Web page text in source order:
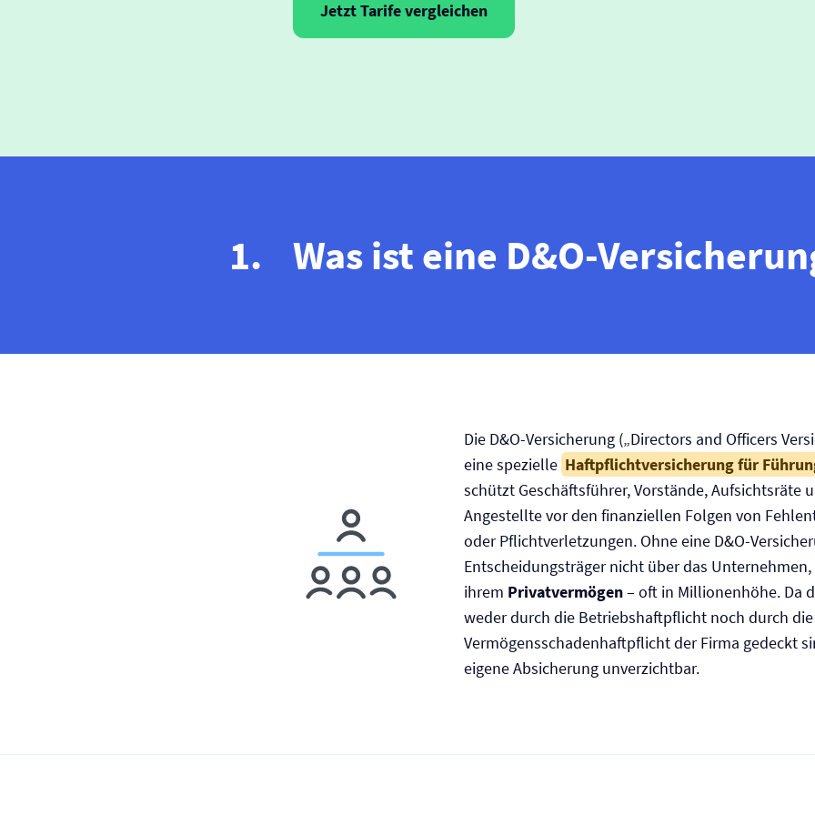
Jetzt Tarife vergleichen
Was ist eine D&O-
Die D&O-Versicherung („Directors and Officers
eine spezielle Haftpflicht­versicherung für
schützt Geschäftsführer, Vorstände, Aufsichtsräte
Angestellte vor den finanziellen Folgen von
oder Pflicht­verletzungen. Ohne eine D&O-
Entscheidungsträger nicht über das
ihrem Privatvermögen– oft in Millionenhöhe. Da
weder durch die Betriebs­haftpflicht noch durch die
Vermögensschaden­haftpflicht der Firma gedeckt
eigene Absicherung unverzichtbar.